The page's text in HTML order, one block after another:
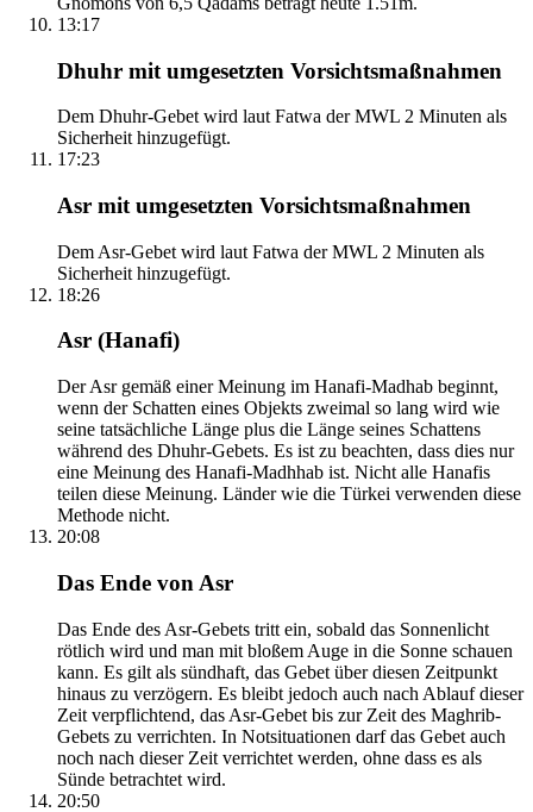
13:17
Dhuhr mit umgesetzten Vorsichtsmaßnahmen
Dem Dhuhr-Gebet wird laut Fatwa der MWL 2 Minuten als
Sicherheit hinzugefügt.
17:23
Asr mit umgesetzten Vorsichtsmaßnahmen
Dem Asr-Gebet wird laut Fatwa der MWL 2 Minuten als
Sicherheit hinzugefügt.
18:26
Asr (Hanafi)
Der Asr gemäß einer Meinung im Hanafi-Madhab beginnt,
wenn der Schatten eines Objekts zweimal so lang wird wie
seine tatsächliche Länge plus die Länge seines Schattens
während des Dhuhr-Gebets. Es ist zu beachten, dass dies nur
eine Meinung des Hanafi-Madhhab ist. Nicht alle Hanafis
teilen diese Meinung. Länder wie die Türkei verwenden diese
Methode nicht.
20:08
Das Ende von Asr
Das Ende des Asr-Gebets tritt ein, sobald das Sonnenlicht
rötlich wird und man mit bloßem Auge in die Sonne schauen
kann. Es gilt als sündhaft, das Gebet über diesen Zeitpunkt
hinaus zu verzögern. Es bleibt jedoch auch nach Ablauf dieser
Zeit verpflichtend, das Asr-Gebet bis zur Zeit des Maghrib-
Gebets zu verrichten. In Notsituationen darf das Gebet auch
noch nach dieser Zeit verrichtet werden, ohne dass es als
Sünde betrachtet wird.
20:50